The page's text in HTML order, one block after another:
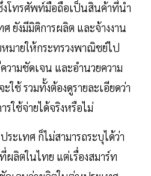
โทรศัพท์มือถือเป็นสินค้าที่นำ
ยังมีมิติการผลิต และจ้างงาน
มายให้กระทรวงพาณิชย์ไป
วามชัดเจน และอำนวยความ
ช้ รวมทั้งต้องดูรายละเอียดว่า
รใช้จ่ายได้จริงหรือไม่
ะเทศ ก็ไม่สามารถระบุได้ว่า
ผลิตในไทย แต่เรื่องสมาร์ท